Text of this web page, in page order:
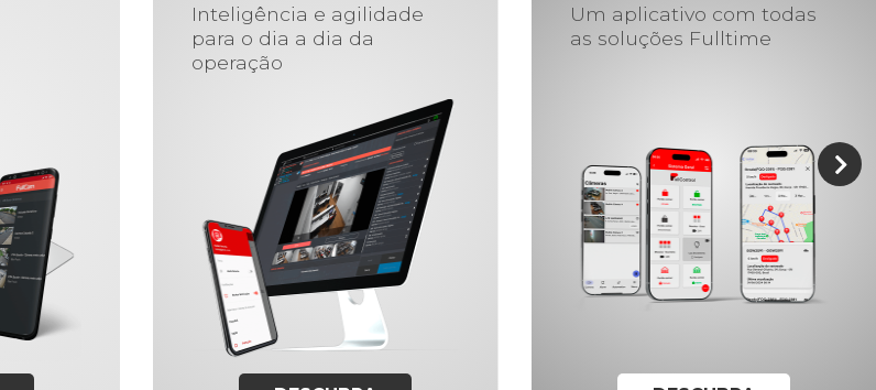
Inteligência e agilidade
para o dia a dia da
operação
Um aplicativo com todas
as soluções Fulltime